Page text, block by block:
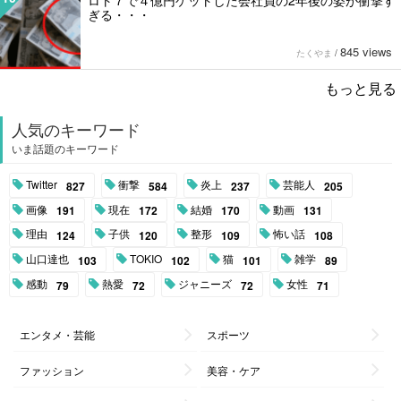
ぎる・・・
たくやま / 845 views
もっと見る
人気のキーワード
いま話題のキーワード
Twitter 827 衝撃 584 炎上 237 芸能人 205
画像 191 現在 172 結婚 170 動画 131
理由 124 子供 120 整形 109 怖い話 108
山口達也 103 TOKIO 102 猫 101 雑学 89
感動 79 熱愛 72 ジャニーズ 72 女性 71
エンタメ・芸能 スポーツ
ファッション 美容・ケア